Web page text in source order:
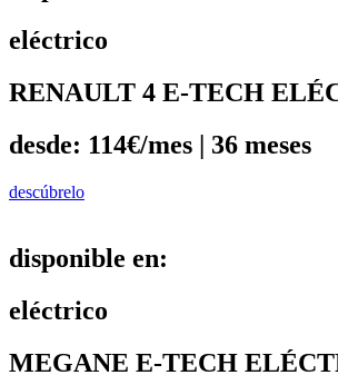
eléctrico
RENAULT 4 E-TECH
desde: 114€/mes | 36 meses
descúbrelo
disponible en:
eléctrico
MEGANE E-TECH